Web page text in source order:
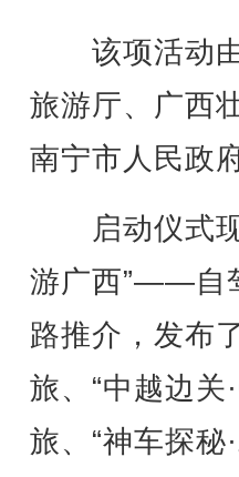
该项活动由
旅游厅、广西
南宁市人民政
启动仪式现
游广西”——自
路推介，发布
旅、“中越边关
旅、“神车探秘